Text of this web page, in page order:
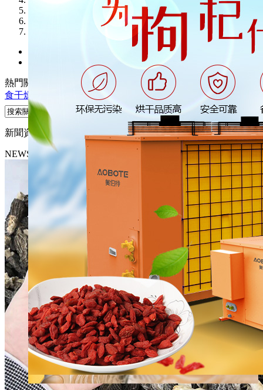
熱門關鍵詞： 熱泵烘干機 熱泵干燥機煙葉干燥機 木材干燥機
食干燥機
新聞資訊
NEWS